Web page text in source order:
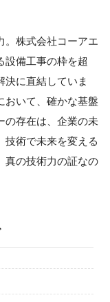
。株式会社コーアエ
設備工事の枠を超
決に直結していま
おいて、確かな基盤
の存在は、企業の未
技術で未来を変える
真の技術力の証なの